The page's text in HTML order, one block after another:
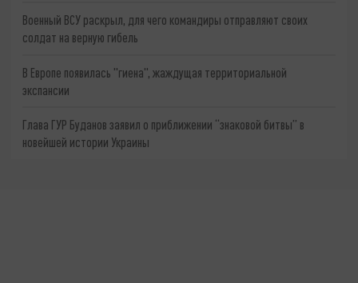
Военный ВСУ раскрыл, для чего командиры отправляют своих
солдат на верную гибель
В Европе появилась "гиена", жаждущая территориальной
экспансии
Глава ГУР Буданов заявил о приближении “знаковой битвы” в
новейшей истории Украины